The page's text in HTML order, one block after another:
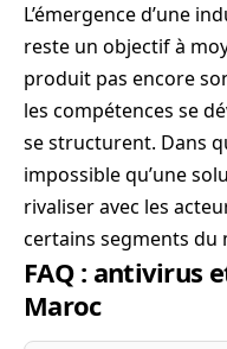
L’émergence d’une
reste un objectif à
produit pas encore
les compétences se
se structurent. Dans
impossible qu’une
rivaliser avec les
certains segments du
FAQ : antivirus
Maroc